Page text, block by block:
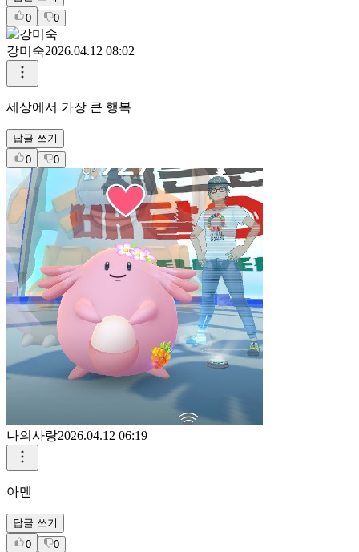
0
0
강미숙2026.04.12 08:02
세상에서 가장 큰 행복
답글 쓰기
0
0
나의사랑2026.04.12 06:19
아멘
답글 쓰기
0
0